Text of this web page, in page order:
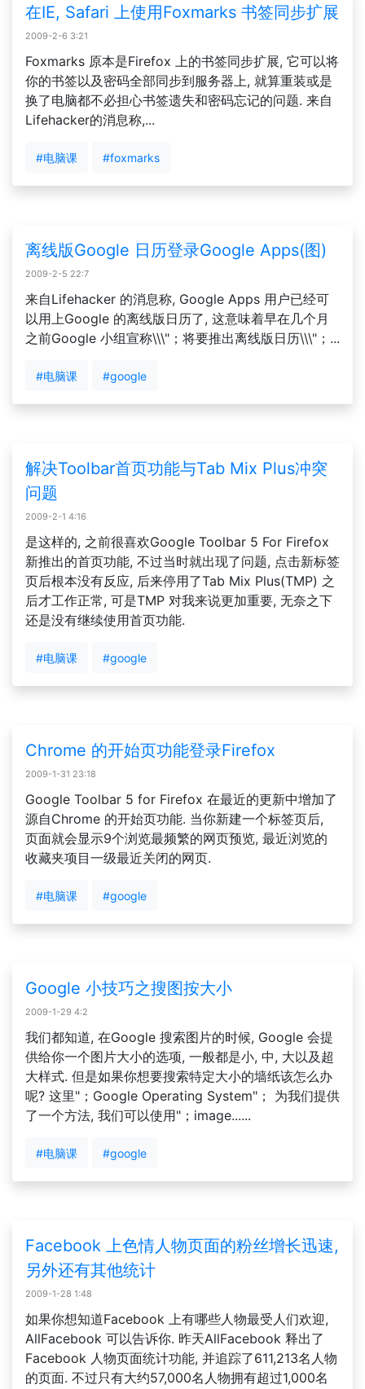
在IE, Safari 上使用Foxmarks 书签同步扩展
2009-2-6 3:21
Foxmarks 原本是Firefox 上的书签同步扩展, 它可以将
你的书签以及密码全部同步到服务器上, 就算重装或是
换了电脑都不必担心书签遗失和密码忘记的问题. 来自
Lifehacker的消息称,...
#电脑课 #foxmarks
离线版Google 日历登录Google Apps(图)
2009-2-5 22:7
来自Lifehacker 的消息称, Google Apps 用户已经可
以用上Google 的离线版日历了, 这意味着早在几个月
之前Google 小组宣称\\\"；将要推出离线版日历\\\"；...
#电脑课 #google
解决Toolbar首页功能与Tab Mix Plus冲突
问题
2009-2-1 4:16
是这样的, 之前很喜欢Google Toolbar 5 For Firefox
新推出的首页功能, 不过当时就出现了问题, 点击新标签
页后根本没有反应, 后来停用了Tab Mix Plus(TMP) 之
后才工作正常, 可是TMP 对我来说更加重要, 无奈之下
还是没有继续使用首页功能.
#电脑课 #google
Chrome 的开始页功能登录Firefox
2009-1-31 23:18
Google Toolbar 5 for Firefox 在最近的更新中增加了
源自Chrome 的开始页功能. 当你新建一个标签页后,
页面就会显示9个浏览最频繁的网页预览, 最近浏览的
收藏夹项目一级最近关闭的网页.
#电脑课 #google
Google 小技巧之搜图按大小
2009-1-29 4:2
我们都知道, 在Google 搜索图片的时候, Google 会提
供给你一个图片大小的选项, 一般都是小, 中, 大以及超
大样式. 但是如果你想要搜索特定大小的墙纸该怎么办
呢? 这里"；Google Operating System"； 为我们提供
了一个方法, 我们可以使用"；image......
#电脑课 #google
Facebook 上色情人物页面的粉丝增长迅速,
另外还有其他统计
2009-1-28 1:48
如果你想知道Facebook 上有哪些人物最受人们欢迎,
AllFacebook 可以告诉你. 昨天AllFacebook 释出了
Facebook 人物页面统计功能, 并追踪了611,213名人物
的页面. 不过只有大约57,000名人物拥有超过1,000名